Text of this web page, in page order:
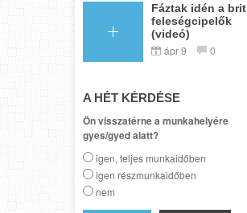
Fáztak idén a brit
feleségcipelők
(videó)
ápr 9 0
A HÉT KÉRDÉSE
Ön visszatérne a munkahelyére
gyes/gyed alatt?
igen, teljes munkaidőben
igen részmunkaidőben
nem